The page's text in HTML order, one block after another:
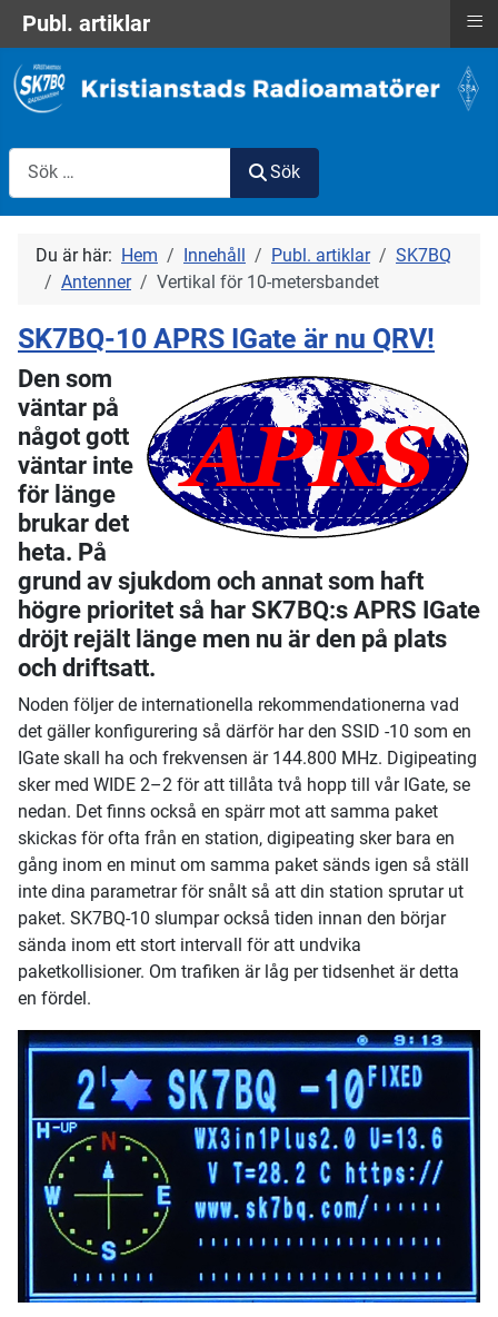
Sök
Sök
Du är här: Hem Innehåll Publ. artiklar
SK7BQ
Antenner
Vertikal för 10-metersbandet
SK7BQ-10 APRS IGate är nu QRV!
Den som
väntar på
något gott
väntar inte
för länge
brukar det
heta. På
grund av sjukdom och annat som haft
högre prioritet så har SK7BQ:s APRS IGate
dröjt rejält länge men nu är den på plats
och driftsatt.
Noden följer de internationella rekommendationerna vad
det gäller konfigurering så därför har den SSID -10 som en
IGate skall ha och frekvensen är 144.800 MHz. Digipeating
sker med WIDE 2–2 för att tillåta två hopp till vår IGate, se
nedan. Det finns också en spärr mot att samma paket
skickas för ofta från en station, digipeating sker bara en
gång inom en minut om samma paket sänds igen så ställ
inte dina parametrar för snålt så att din station sprutar ut
paket. SK7BQ-10 slumpar också tiden innan den börjar
sända inom ett stort intervall för att undvika
paketkollisioner. Om trafiken är låg per tidsenhet är detta
en fördel.
Publ. artiklar ≡